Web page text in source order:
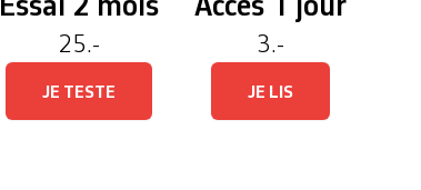
Essai 2 mois
25.-
JE TESTE
Accès 1 jour
3.-
JE LIS